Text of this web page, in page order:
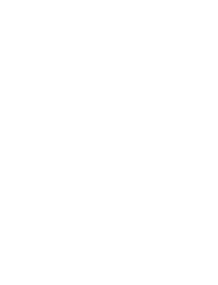
A este respecto el
espera de que el
en marcha del
entre las
Puedes ponerte en